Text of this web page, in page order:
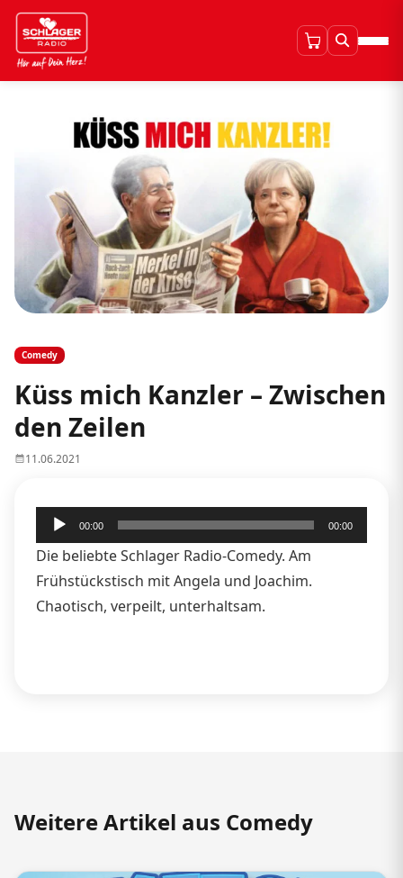
Comedy
Küss mich Kanzler – Zwischen
den Zeilen
11.06.2021
Audio-
Player
00:00 00:00
Die beliebte Schlager Radio-Comedy. Am
Frühstückstisch mit Angela und Joachim.
Chaotisch, verpeilt, unterhaltsam.
Weitere Artikel aus Comedy